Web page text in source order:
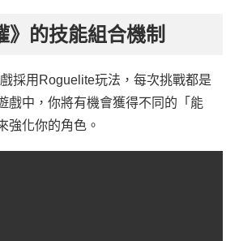
》的技能組合機制
採用Roguelite玩法，每次挑戰都是
戲中，你將有機會獲得不同的「能
強化你的角色。